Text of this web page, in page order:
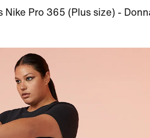
Nike Pro 365 (Plus size) -